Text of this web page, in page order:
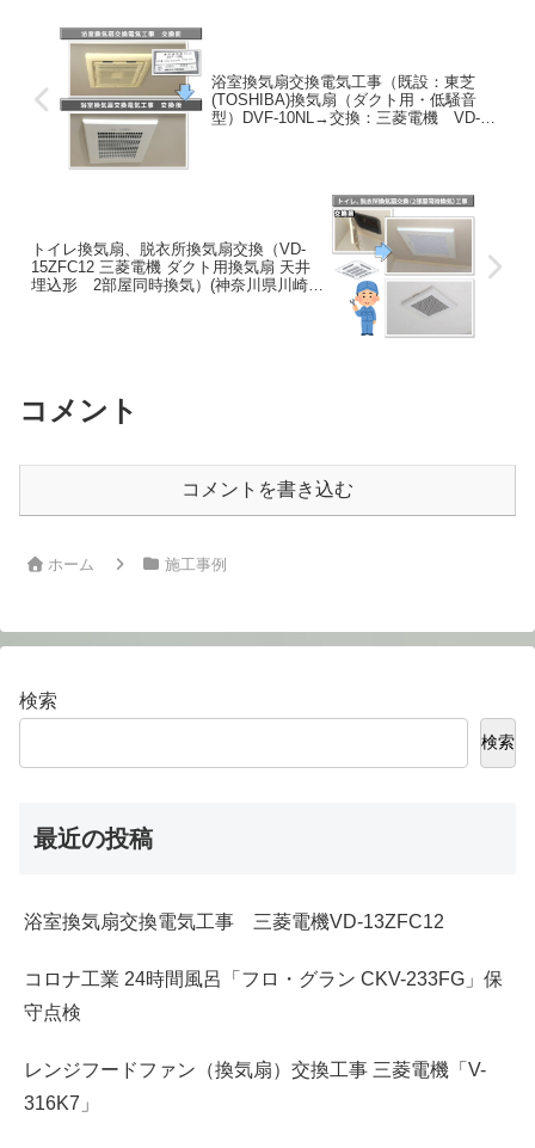
浴室換気扇交換電気工事（既設：東芝
(TOSHIBA)換気扇（ダクト用・低騒音
型）DVF-10NL→交換：三菱電機 VD-
トイレ換気扇、脱衣所換気扇交換（VD-
15ZFC12 三菱電機 ダクト用換気扇 天井
埋込形 2部屋同時換気）(神奈川県川崎市
コメント
コメントを書き込む
ホーム 施工事例
検索
検索
最近の投稿
浴室換気扇交換電気工事 三菱電機VD-13ZFC12
コロナ工業 24時間風呂「フロ・グラン CKV-233FG」保
守点検
レンジフードファン（換気扇）交換工事 三菱電機「V-
316K7」